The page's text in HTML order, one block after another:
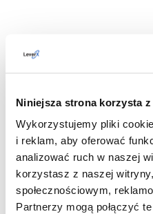
Niniejsza strona korzysta
Wykorzystujemy pliki
i reklam, aby oferować
analizować ruch w naszej
korzystasz z naszej
społecznościowym,
Partnerzy mogą połączyć
Branże, które
PRODUKCJA
TRANSPORT I